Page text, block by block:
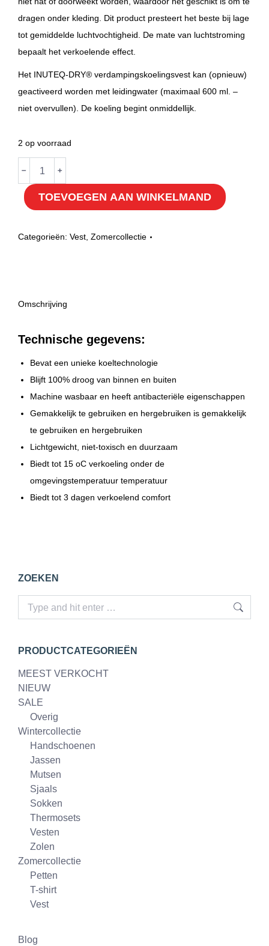
dragen onder kleding. Dit product presteert het beste bij lage
tot gemiddelde luchtvochtigheid. De mate van luchtstroming
bepaalt het verkoelende effect.
Het INUTEQ-DRY® verdampingskoelingsvest kan (opnieuw)
geactiveerd worden met leidingwater (maximaal 600 ml. –
niet overvullen). De koeling begint onmiddellijk.
2 op voorraad
cool
Smart
hoeveelheid
﹣ ﹢
TOEVOEGEN AAN WINKELMAND
Categorieën: Vest Zomercollectie
Omschrijving
Technische gegevens:
Bevat een unieke koeltechnologie
Blijft 100% droog van binnen en buiten
Machine wasbaar en heeft antibacteriële eigenschappen
Gemakkelijk te gebruiken en hergebruiken is gemakkelijk
te gebruiken en hergebruiken
Lichtgewicht, niet-toxisch en duurzaam
Biedt tot 15 oC verkoeling onder de
omgevingstemperatuur temperatuur
Biedt tot 3 dagen verkoelend comfort
ZOEKEN
PRODUCTCATEGORIEËN
MEEST VERKOCHT
NIEUW
SALE
Overig
Wintercollectie
Handschoenen
Jassen
Mutsen
Sjaals
Sokken
Thermosets
Vesten
Zolen
Zomercollectie
Petten
T-shirt
Vest
Blog